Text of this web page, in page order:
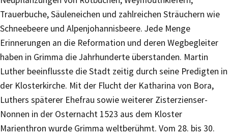
Trauerbuche, Säuleneichen und zahlreichen Sträuchern wie
Schneebeere und Alpenjohannisbeere. Jede Menge
Erinnerungen an die Reformation und deren Wegbegleiter
haben in Grimma die Jahrhunderte überstanden. Martin
Luther beeinflusste die Stadt zeitig durch seine Predigten in
der Klosterkirche. Mit der Flucht der Katharina von Bora,
Luthers späterer Ehefrau sowie weiterer Zisterzienser-
Nonnen in der Osternacht 1523 aus dem Kloster
Marienthron wurde Grimma weltberühmt. Vom 28. bis 30.